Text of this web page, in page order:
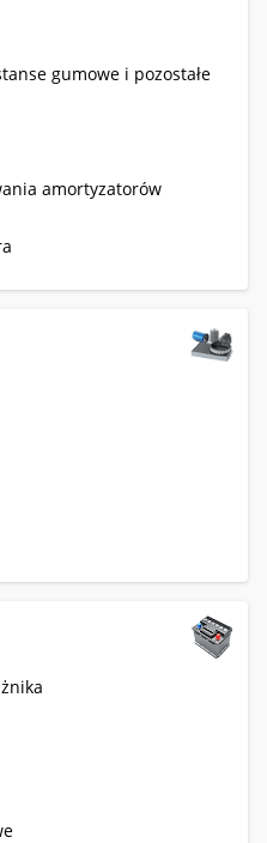
gumowe i pozostałe
amortyzatorów